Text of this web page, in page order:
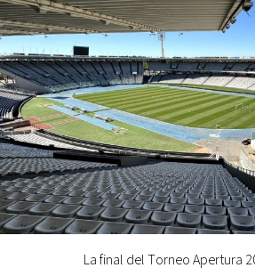
La final del Torneo Apertura